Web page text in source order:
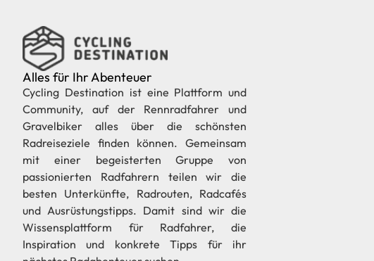
Alles für Ihr Abenteuer
Cycling Destination ist eine Plattform und
Community, auf der Rennradfahrer und
Gravelbiker alles über die schönsten
Radreiseziele finden können. Gemeinsam
mit einer begeisterten Gruppe von
passionierten Radfahrern teilen wir die
besten Unterkünfte, Radrouten, Radcafés
und Ausrüstungstipps. Damit sind wir die
Wissensplattform für Radfahrer, die
Inspiration und konkrete Tipps für ihr